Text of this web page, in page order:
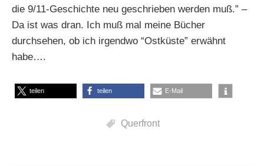
die 9/11-Geschichte neu geschrieben werden muß.” –
Da ist was dran. Ich muß mal meine Bücher
durchsehen, ob ich irgendwo “Ostküste” erwähnt
habe….
teilen teilen E-Mail
Querfront